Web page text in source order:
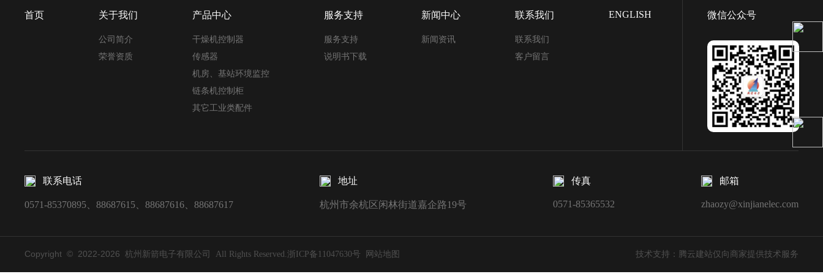
首页 关于我们
公司简介
荣誉资质
产品中心
干燥机控制器
传感器
机房、基站环境监控
链条机控制柜
其它工业类配件
服务支持
服务支持
说明书下载
新闻中心
新闻资讯
联系我们
联系我们
客户留言
ENGLISH 微信公众号
联系电话
0571-85370895、88687615、88687616、88687617
地址
杭州市余杭区闲林街道嘉企路19号
传真
0571-85365532
邮箱
zhaozy@xinjianelec.com
Copyright © 2022-2026 杭州新箭电子有限公司 All Rights Reserved.浙ICP备11047630号 网站地图 技术支持：腾云建站仅向商家提供技术服务